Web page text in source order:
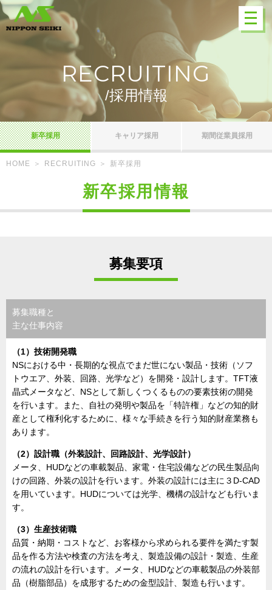
RECRUITING
採用情報
新卒採用 キャリア採用 期間従業員採用
HOME RECRUITING 新卒採用
新卒採用情報
募集要項
募集職種と
主な仕事内容
（1）技術開発職
NSにおける中・長期的な視点でまだ世にない製品・技術（ソフ
トウエア、外装、回路、光学など）を開発・設計します。TFT液
晶式メータなど、NSとして新しくつくるものの要素技術の開発
を行います。また、自社の発明や製品を「特許権」などの知的財
産として権利化するために、様々な手続きを行う知的財産業務も
あります。
（2）設計職（外装設計、回路設計、光学設計）
メータ、HUDなどの車載製品、家電・住宅設備などの民生製品向
けの回路、外装の設計を行います。外装の設計には主に３D-CAD
を用いています。HUDについては光学、機構の設計なども行いま
す。
（3）生産技術職
品質・納期・コストなど、お客様から求められる要件を満たす製
品を作る方法や検査の方法を考え、製造設備の設計・製造、生産
の流れの設計を行います。メータ、HUDなどの車載製品の外装部
品（樹脂部品）を成形するための金型設計、製造も行います。